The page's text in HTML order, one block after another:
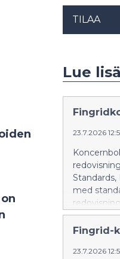
TILAA
Lue
23.7.2026
med
avser
procent
Fingrid-
23.7.2026